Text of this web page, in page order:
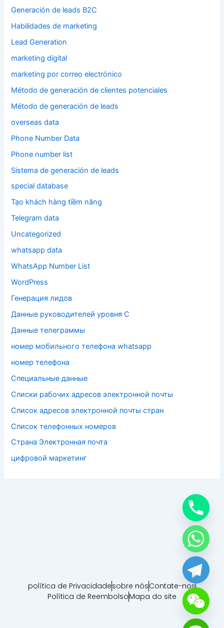
Generación de leads B2C
Habilidades de marketing
Lead Generation
marketing digital
marketing por correo electrónico
Método de generación de clientes potenciales
Método de generación de leads
overseas data
Phone Number Data
Phone number list
Sistema de generación de leads
special database
Tạo khách hàng tiềm năng
Telegram data
Uncategorized
whatsapp data
WhatsApp Number List
WordPress
Генерация лидов
Данные руководителей уровня C
Данные телеграммы
номер мобильного телефона whatsapp
номер телефона
Специальные данные
Списки рабочих адресов электронной почты
Список адресов электронной почты стран
Список телефонных номеров
Страна Электронная почта
цифровой маркетинг
política de Privacidadesobre nósContate-nos
Política de ReembolsoMapa do site